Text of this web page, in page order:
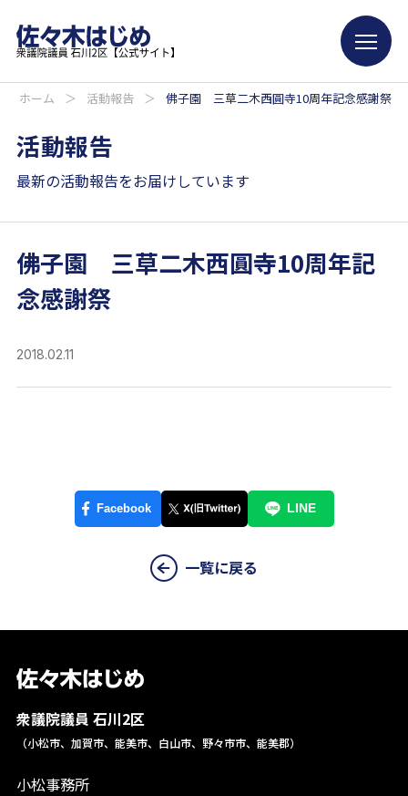
ホーム ＞ 活動報告 ＞ 佛子園 三草二木西圓寺10周年記念感謝祭
活動報告
最新の活動報告をお届けしています
佛子園 三草二木西圓寺10周年記
念感謝祭
2018.02.11
一覧に戻る
衆議院議員 石川2区
（小松市、加賀市、能美市、白山市、野々市市、能美郡）
小松事務所